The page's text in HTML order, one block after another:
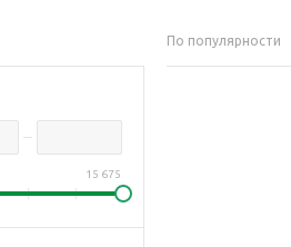
15 675
По популярности